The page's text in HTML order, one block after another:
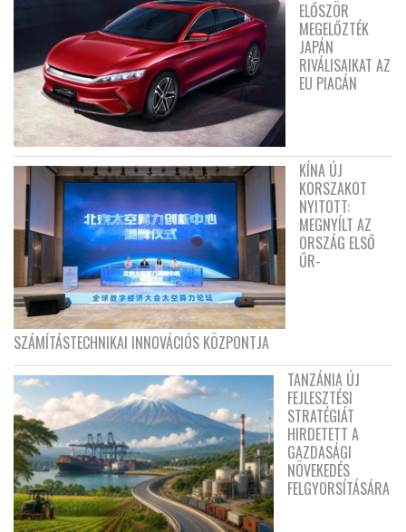
ELŐSZÖR
MEGELŐZTÉK
JAPÁN
RIVÁLISAIKAT AZ
EU PIACÁN
KÍNA ÚJ
KORSZAKOT
NYITOTT:
MEGNYÍLT AZ
ORSZÁG ELSŐ
ŰR-
SZÁMÍTÁSTECHNIKAI INNOVÁCIÓS KÖZPONTJA
TANZÁNIA ÚJ
FEJLESZTÉSI
STRATÉGIÁT
HIRDETETT A
GAZDASÁGI
NÖVEKEDÉS
FELGYORSÍTÁSÁRA